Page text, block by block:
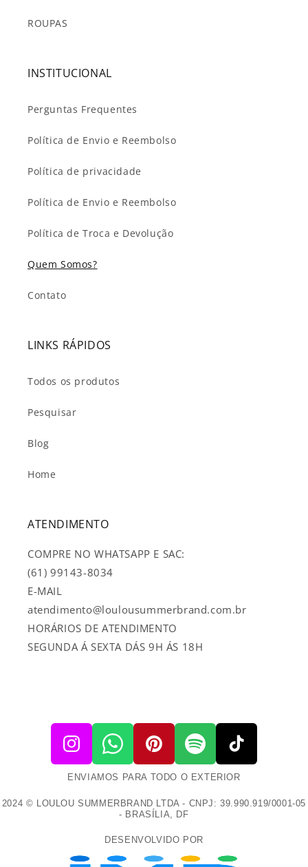
ROUPAS
INSTITUCIONAL
Perguntas Frequentes
Política de Envio e Reembolso
Política de privacidade
Política de Envio e Reembolso
Política de Troca e Devolução
Quem Somos?
Contato
LINKS RÁPIDOS
Todos os produtos
Pesquisar
Blog
Home
ATENDIMENTO
COMPRE NO WHATSAPP E SAC:
(61) 99143-8034
E-MAIL
atendimento@loulousummerbrand.com.br
HORÁRIOS DE ATENDIMENTO
SEGUNDA Á SEXTA DÁS 9H ÁS 18H
ENVIAMOS PARA TODO O EXTERIOR
2024 © LOULOU SUMMERBRAND LTDA - CNPJ: 39.990.919/0001-05
- BRASÍLIA, DF
DESENVOLVIDO POR